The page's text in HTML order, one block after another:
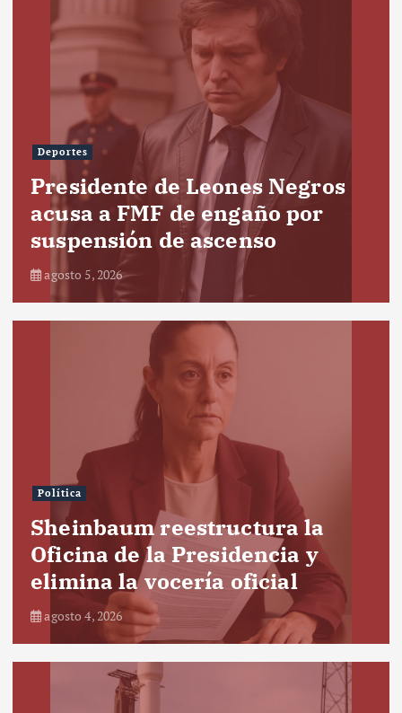
Deportes
Presidente de Leones Negros
acusa a FMF de engaño por
suspensión de ascenso
agosto 5, 2026
Política
Sheinbaum reestructura la
Oficina de la Presidencia y
elimina la vocería oficial
agosto 4, 2026